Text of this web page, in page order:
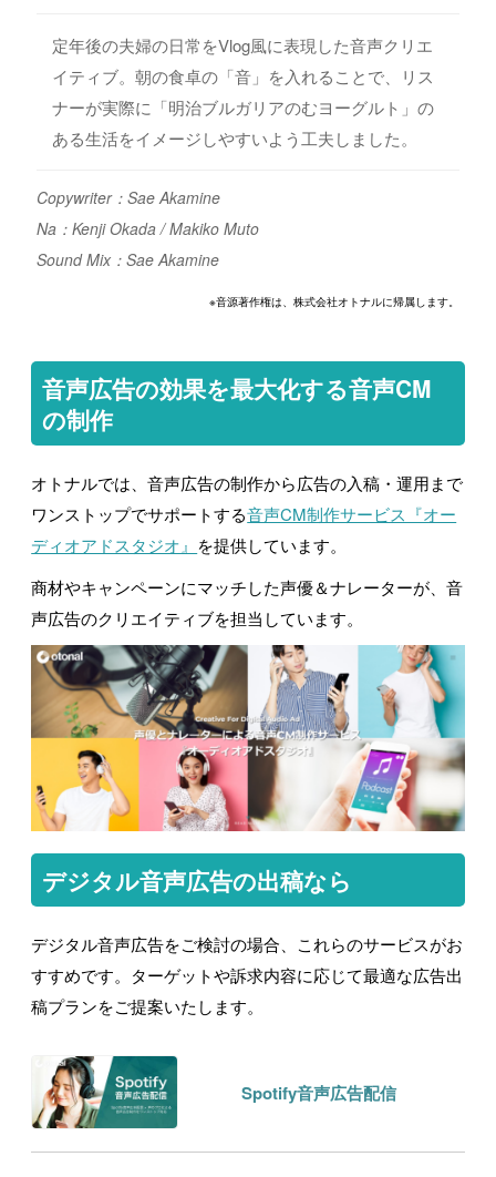
定年後の夫婦の日常をVlog風に表現した音声クリエ
イティブ。朝の食卓の「音」を入れることで、リス
ナーが実際に「明治ブルガリアのむヨーグルト」の
ある生活をイメージしやすいよう工夫しました。
Copywriter：Sae Akamine
Na：Kenji Okada / Makiko Muto
Sound Mix：Sae Akamine
※音源著作権は、株式会社オトナルに帰属します。
音声広告の効果を最大化する音声CM
の制作
オトナルでは、音声広告の制作から広告の入稿・運用まで
ワンストップでサポートする音声CM制作サービス『オー
ディオアドスタジオ』 を提供しています。
商材やキャンペーンにマッチした声優＆ナレーターが、音
声広告のクリエイティブを担当しています。
デジタル音声広告の出稿なら
デジタル音声広告をご検討の場合、これらのサービスがお
すすめです。ターゲットや訴求内容に応じて最適な広告出
稿プランをご提案いたします。
Spotify音声広告配信